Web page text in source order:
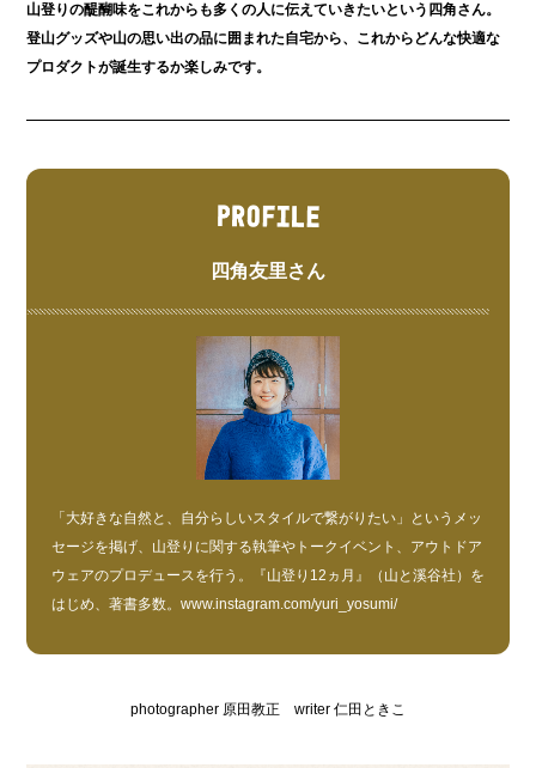
山登りの醍醐味をこれからも多くの人に伝えていきたいという四角さん。
登山グッズや山の思い出の品に囲まれた自宅から、これからどんな快適な
プロダクトが誕生するか楽しみです。
四角友里さん
「大好きな自然と、自分らしいスタイルで繋がりたい」というメッ
セージを掲げ、山登りに関する執筆やトークイベント、アウトドア
ウェアのプロデュースを行う。『山登り12ヵ月』（山と溪谷社）を
はじめ、著書多数。 www.instagram.com/yuri_yosumi/
photographer 原田教正 writer 仁田ときこ